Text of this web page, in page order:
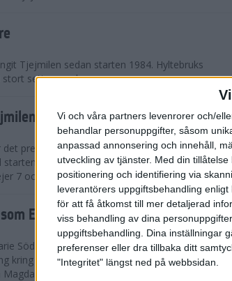
Vi och våra partners levenrorer och/
behandlar personuppgifter, såsom
anpassad annonsering och innehåll,
utveckling av tjänster. Med din
positionering och identifiering via
leverantörers uppgiftsbehandling
för att få åtkomst till mer detaljerad
viss behandling av dina
uppgiftsbehandling. Dina inställningar
preferenser eller dra tillbaka ditt
"Integritet" längst ned på webbsidan.
Tjejmilen sedan starten 1984. Hyltebruks
sett varenda en.
premiär för Lilla Tjejmilen. - Vem är det som
starten. - Alla, kom det utan någon tvekan från
7 och 8 år gaml...
Evy!
Söderström Lundberg sitt första Tjejmilen
kring 700. På söndagen vann hon Tjejmilen i
Thorsell.